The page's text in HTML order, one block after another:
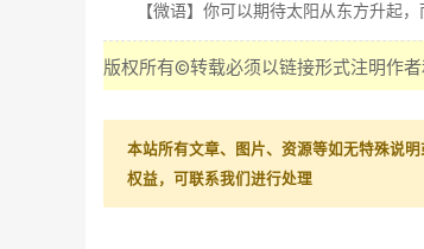
【微语】你可以期待太阳从东方升起
版权所有©转载必须以链接形式注明作者
本站所有文章、图片、资源等如无特殊说
权益，可联系我们进行处理